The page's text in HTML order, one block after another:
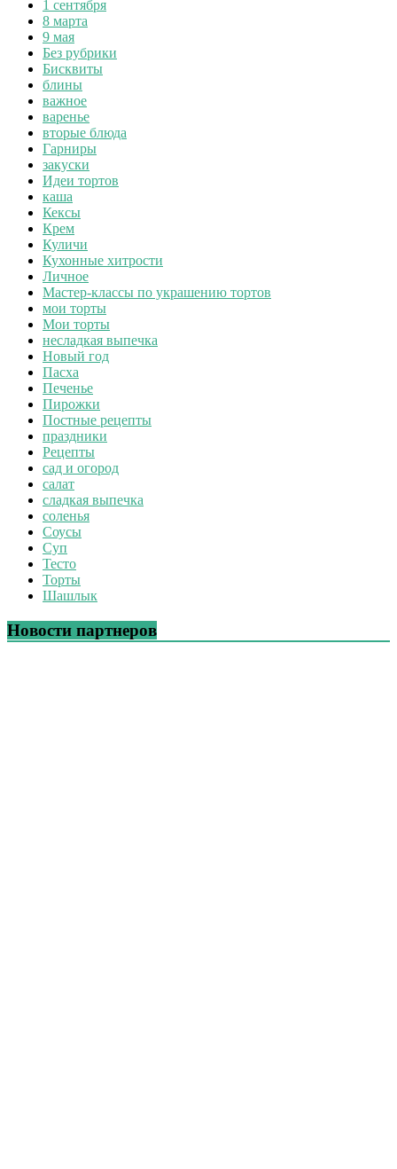
1 сентября
8 марта
9 мая
Без рубрики
Бисквиты
блины
важное
варенье
вторые блюда
Гарниры
закуски
Идеи тортов
каша
Кексы
Крем
Куличи
Кухонные хитрости
Личное
Мастер-классы по украшению тортов
мои торты
Мои торты
несладкая выпечка
Новый год
Пасха
Печенье
Пирожки
Постные рецепты
праздники
Рецепты
сад и огород
салат
сладкая выпечка
соленья
Соусы
Суп
Тесто
Торты
Шашлык
Новости партнеров